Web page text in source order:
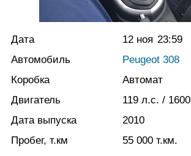
Дата 12 ноя 23:59
Автомобиль
Peugeot 308
Коробка
Автомат
Двигатель
119 л.с. / 1600
Дата выпуска
2010
Пробег, т.км
55 000 т.км.